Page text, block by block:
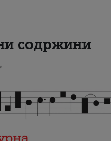
содржини